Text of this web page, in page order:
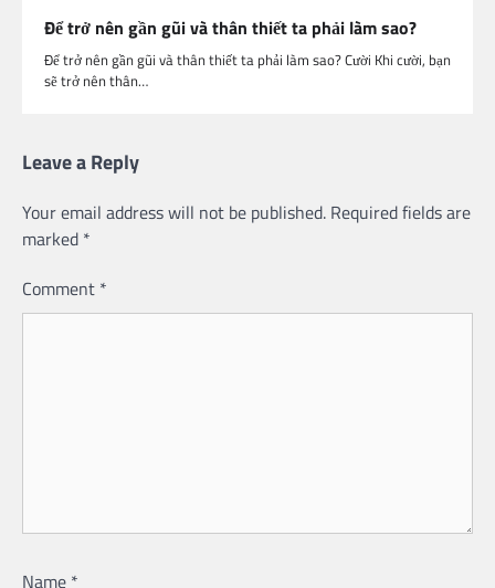
Để trở nên gần gũi và thân thiết ta phải làm sao?
Để trở nên gần gũi và thân thiết ta phải làm sao? Cười Khi cười, bạn
sẽ trở nên thân…
Leave a Reply
Your email address will not be published. Required fields are
marked *
Comment *
Name *